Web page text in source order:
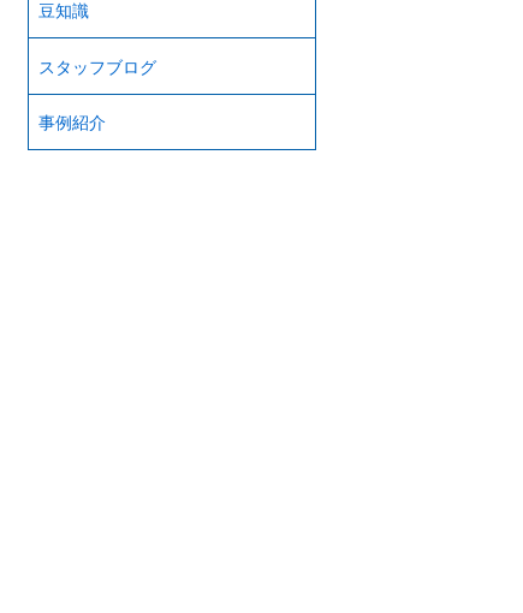
豆知識
スタッフブログ
事例紹介